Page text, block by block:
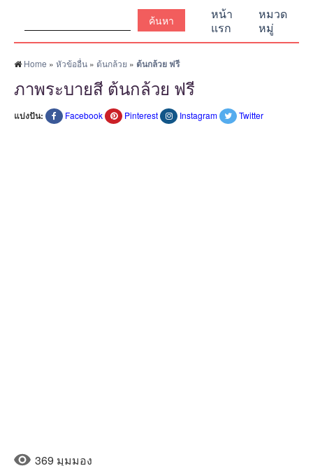
หน้า
แรก
หมวด
หมู่
Home » หัวข้ออื่น » ต้นกล้วย » ต้นกล้วย ฟรี
ภาพระบายสี ต้นกล้วย ฟรี
แบ่งปัน: Facebook Pinterest Instagram Twitter
369 มุมมอง